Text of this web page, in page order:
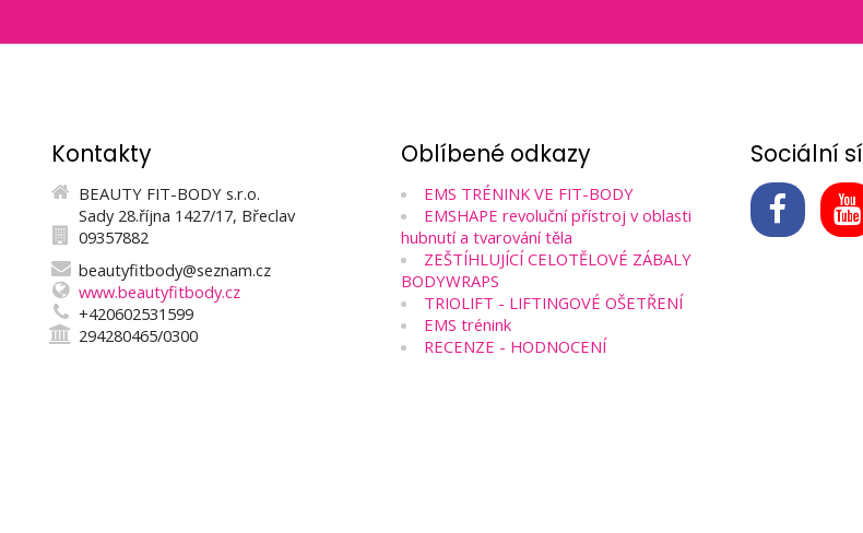
Kontakty
BEAUTY FIT-BODY s.r.o.
Sady 28.října 1427/17, Břeclav
09357882
beautyfitbody@seznam.cz
www.beautyfitbody.cz
+420602531599
294280465/0300
Oblíbené odkazy
EMS TRÉNINK VE FIT-BODY
EMSHAPE revoluční přístroj v oblasti
hubnutí a tvarování těla
ZEŠTÍHLUJÍCÍ CELOTĚLOVÉ ZÁBALY
BODYWRAPS
TRIOLIFT - LIFTINGOVÉ OŠETŘENÍ
EMS trénink
RECENZE - HODNOCENÍ
Sociální